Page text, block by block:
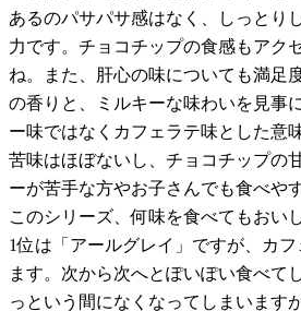
あるのパサパサ感はなく、しっとり
力です。チョコチップの食感もアク
ね。また、肝心の味についても満足
の香りと、ミルキーな味わいを見事
ー味ではなくカフェラテ味とした意
苦味はほぼないし、チョコチップの
ーが苦手な方やお子さんでも食べや
このシリーズ、何味を食べてもおい
1位は「アールグレイ」ですが、カフ
ます。次から次へとぽいぽい食べて
っという間になくなってしまいますが